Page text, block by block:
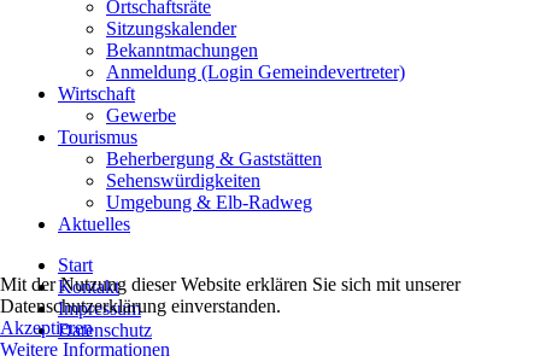
Ortschaftsräte
Sitzungskalender
Bekanntmachungen
Anmeldung (Login Gemeindevertreter)
Wirtschaft
Gewerbe
Tourismus
Beherbergung & Gaststätten
Sehenswürdigkeiten
Umgebung & Elb-Radweg
Aktuelles
Start
Kontakt
Impressum
Datenschutz
Mit der Nutzung dieser Website erklären Sie sich mit unserer
Datenschutzerklärung einverstanden.
Akzeptieren
Weitere Informationen